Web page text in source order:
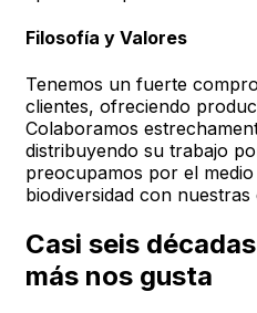
Filosofía y Valores
Tenemos un fuerte
clientes, ofreciendo
Colaboramos
distribuyendo su trabajo
preocupamos por el
biodiversidad con nuestras
Casi seis
más nos gusta